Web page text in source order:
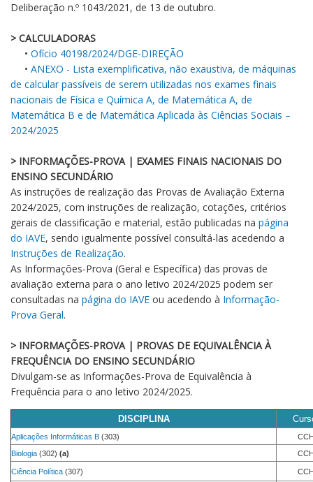
Deliberação n.º 1043/2021, de 13 de outubro.
> CALCULADORAS
• Ofício 40198/2024/DGE-DIREÇÃO
• ANEXO - Lista exemplificativa, não exaustiva, de máquinas
de calcular passíveis de serem utilizadas nos exames finais
nacionais de Física e Química A, de Matemática A, de
Matemática B e de Matemática Aplicada às Ciências Sociais –
2024/2025
> INFORMAÇÕES-PROVA | EXAMES FINAIS NACIONAIS DO
ENSINO SECUNDÁRIO
As instruções de realização das Provas de Avaliação Externa
2024/2025, com instruções de realização, cotações, critérios
gerais de classificação e material, estão publicadas na página
do IAVE, sendo igualmente possível consultá-las acedendo a
Instruções de Realização.
As Informações-Prova (Geral e Específica) das provas de
avaliação externa para o ano letivo 2024/2025 podem ser
consultadas na página do IAVE ou acedendo à Informação-
Prova Geral.
> INFORMAÇÕES-PROVA | PROVAS DE EQUIVALÊNCIA À
FREQUÊNCIA DO ENSINO SECUNDÁRIO
Divulgam-se as Informações-Prova de Equivalência à
Frequência para o ano letivo 2024/2025.
DISCIPLINA
Aplicações Informáticas B (303)
Biologia (302) (a)
Ciência Política (307)